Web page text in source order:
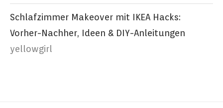
Schlafzimmer Makeover mit IKEA Hacks:
Vorher-Nachher, Ideen & DIY-Anleitungen
yellowgirl